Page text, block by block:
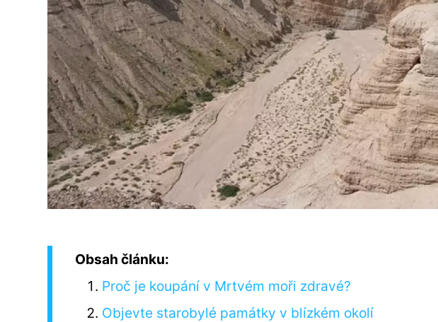
Obsah článku:
Proč je koupání v Mrtvém moři zdravé?
Objevte starobylé památky v blízkém okolí